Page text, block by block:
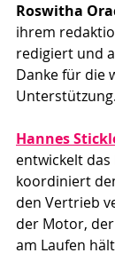
Roswitha
ihrem
redigiert und
Danke für die
Unterstützung.
Hannes
entwickelt
koordiniert
den Vertrieb
der Motor,
am Laufen